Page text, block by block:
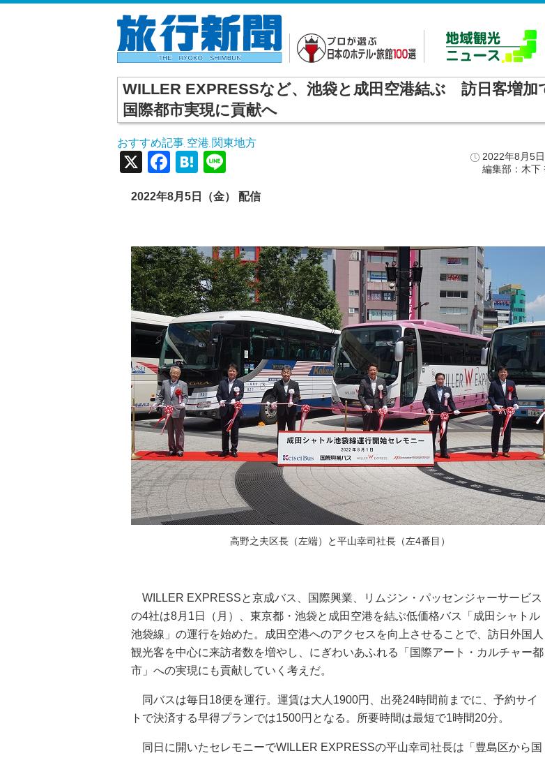
WILLER EXPRESSなど、池袋と成田空港結ぶ 訪日客増加
国際都市実現に貢献へ
おすすめ記事 空港 関東地方
2022年8月5日
編集部：木下
X Facebook
Hatena
2022年8月5日（金） 配信
高野之夫区長（左端）と平山幸司社長（左4番目）
WILLER EXPRESSと京成バス、国際興業、リムジン・パッセンジャーサービス
の4社は8月1日（月）、東京都・池袋と成田空港を結ぶ低価格バス「成田シャトル
池袋線」の運行を始めた。成田空港へのアクセスを向上させることで、訪日外国人
観光客を中心に来訪者数を増やし、にぎわいあふれる「国際アート・カルチャー都
市」への実現にも貢献していく考えだ。
同バスは毎日18便を運行。運賃は大人1900円、出発24時間前までに、予約サイ
トで決済する早得プランでは1500円となる。所要時間は最短で1時間20分。
同日に開いたセレモニーでWILLER EXPRESSの平山幸司社長は「豊島区から国